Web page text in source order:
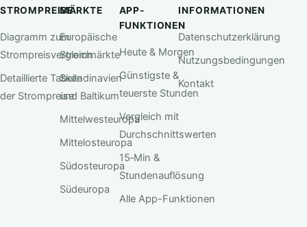
STROMPREISE
Diagramm zum
Strompreisvergleich
Detaillierte Tabelle
der Strompreise
MÄRKTE
Europäische
Strommärkte
Skandinavien
und Baltikum
Mittelwesteuropa
Mittelosteuropa
Südosteuropa
Südeuropa
APP-
FUNKTIONEN
Heute & Morgen
Günstigste &
teuerste Stunden
Vergleich mit
Durchschnittswerten
15‑Min &
Stundenauflösung
Alle App-Funktionen
INFORMATIONEN
Datenschutzerklärung
Nutzungsbedingungen
Kontakt